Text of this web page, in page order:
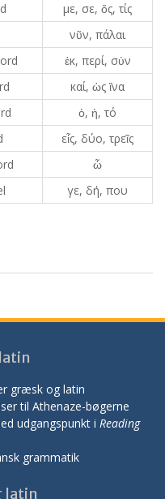
με, σε, ὅς, τίς
νῦν, πάλαι
ἐκ, περί, σὐν
καί, ὡς ἵνα
ὁ, ἡ, τό
εἷς, δύο, τρεῖς
ὦ
γε, δή, που
græsk og latin
til Athenaze-bøgerne
udgangspunkt i Reading
grammatik
latin